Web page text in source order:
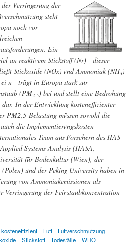
Verringerung der
steht
noch vor
Ein
an reaktivem Stickstoff (Nr) - dieser
Stickoxide (NOx) und Ammoniak (NH3)
n - trägt in Europa stark zur
(PM2.5) bei und stellt eine Bedrohung
In der Entwicklung kosteneffizienter
PM2,5-Belastung müssen sowohl die
die Implementierungskosten
Team aus Forschern des IIAS
Systems Analysis (IIASA,
für Bodenkultur (Wien), der
und der Peking University haben in
von Ammoniakemissionen als
Verringerung der Feinstaubkonzentration
kosteneffizient Luft
Luftverschmutzung
Stickstoff Todesfälle WHO